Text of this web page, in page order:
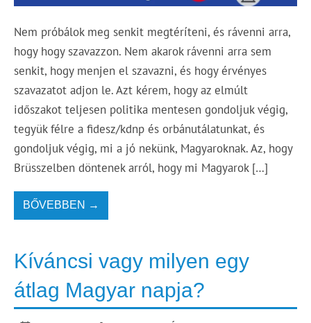
Nem próbálok meg senkit megtéríteni, és rávenni arra,
hogy hogy szavazzon. Nem akarok rávenni arra sem
senkit, hogy menjen el szavazni, és hogy érvényes
szavazatot adjon le. Azt kérem, hogy az elmúlt
időszakot teljesen politika mentesen gondoljuk végig,
tegyük félre a fidesz/kdnp és orbánutálatunkat, és
gondoljuk végig, mi a jó nekünk, Magyaroknak. Az, hogy
Brüsszelben döntenek arról, hogy mi Magyarok […]
BŐVEBBEN →
Kíváncsi vagy milyen egy
átlag Magyar napja?